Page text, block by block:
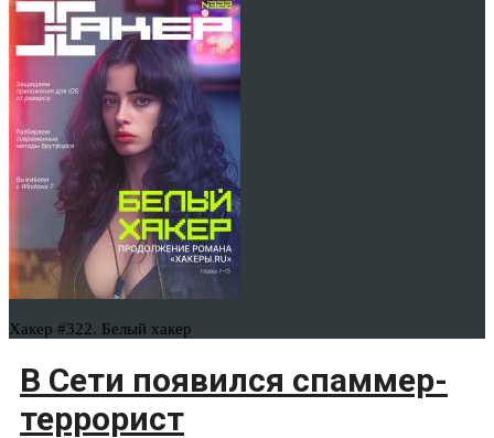
Хакер #322. Белый хакер
В Сети появился спаммер-
террорист